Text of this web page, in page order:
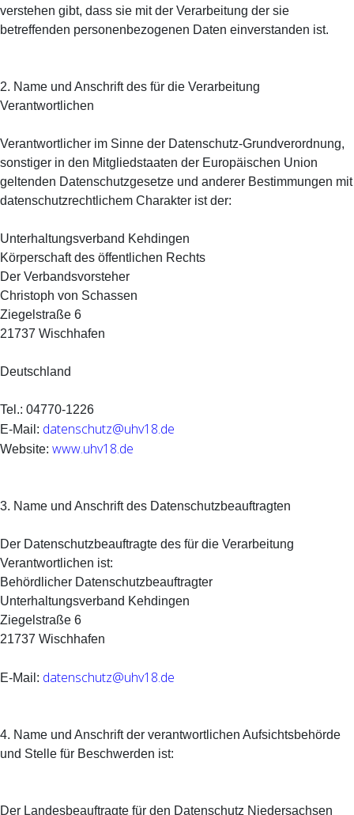
verstehen gibt, dass sie mit der Verarbeitung der sie
betreffenden personenbezogenen Daten einverstanden ist.
2. Name und Anschrift des für die Verarbeitung
Verantwortlichen
Verantwortlicher im Sinne der Datenschutz-Grundverordnung,
sonstiger in den Mitgliedstaaten der Europäischen Union
geltenden Datenschutzgesetze und anderer Bestimmungen mit
datenschutzrechtlichem Charakter ist der:
Unterhaltungsverband Kehdingen
Körperschaft des öffentlichen Rechts
Der Verbandsvorsteher
Christoph von Schassen
Ziegelstraße 6
21737 Wischhafen
Deutschland
Tel.: 04770-1226
E-Mail: datenschutz@uhv18.de
Website: www.uhv18.de
3. Name und Anschrift des Datenschutzbeauftragten
Der Datenschutzbeauftragte des für die Verarbeitung
Verantwortlichen ist:
Behördlicher Datenschutzbeauftragter
Unterhaltungsverband Kehdingen
Ziegelstraße 6
21737 Wischhafen
E-Mail: datenschutz@uhv18.de
4. Name und Anschrift der verantwortlichen Aufsichtsbehörde
und Stelle für Beschwerden ist:
Der Landesbeauftragte für den Datenschutz Niedersachsen